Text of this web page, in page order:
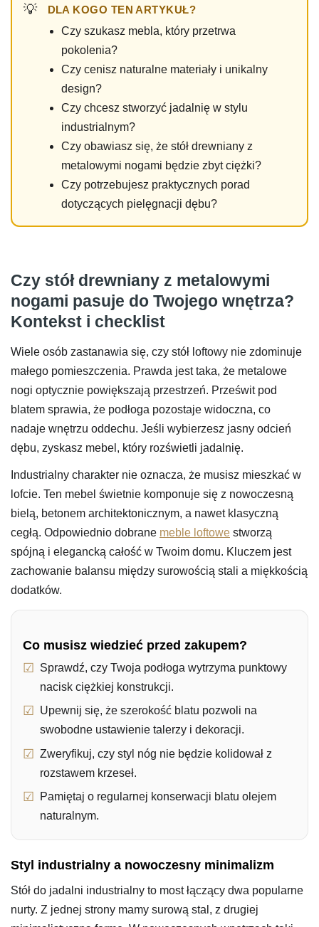
DLA KOGO TEN ARTYKUŁ?
Czy szukasz mebla, który przetrwa
pokolenia?
Czy cenisz naturalne materiały i unikalny
design?
Czy chcesz stworzyć jadalnię w stylu
industrialnym?
Czy obawiasz się, że stół drewniany z
metalowymi nogami będzie zbyt ciężki?
Czy potrzebujesz praktycznych porad
dotyczących pielęgnacji dębu?
Czy stół drewniany z metalowymi
nogami pasuje do Twojego wnętrza?
Kontekst i checklist
Wiele osób zastanawia się, czy stół loftowy nie zdominuje
małego pomieszczenia. Prawda jest taka, że metalowe
nogi optycznie powiększają przestrzeń. Prześwit pod
blatem sprawia, że podłoga pozostaje widoczna, co
nadaje wnętrzu oddechu. Jeśli wybierzesz jasny odcień
dębu, zyskasz mebel, który rozświetli jadalnię.
Industrialny charakter nie oznacza, że musisz mieszkać w
lofcie. Ten mebel świetnie komponuje się z nowoczesną
bielą, betonem architektonicznym, a nawet klasyczną
cegłą. Odpowiednio dobrane meble loftowe stworzą
spójną i elegancką całość w Twoim domu. Kluczem jest
zachowanie balansu między surowością stali a miękkością
dodatków.
Co musisz wiedzieć przed zakupem?
Sprawdź, czy Twoja podłoga wytrzyma punktowy
nacisk ciężkiej konstrukcji.
Upewnij się, że szerokość blatu pozwoli na
swobodne ustawienie talerzy i dekoracji.
Zweryfikuj, czy styl nóg nie będzie kolidował z
rozstawem krzeseł.
Pamiętaj o regularnej konserwacji blatu olejem
naturalnym.
Styl industrialny a nowoczesny minimalizm
Stół do jadalni industrialny to most łączący dwa popularne
nurty. Z jednej strony mamy surową stal, z drugiej